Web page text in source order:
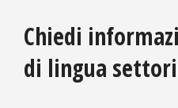
Chiedi
di lingua